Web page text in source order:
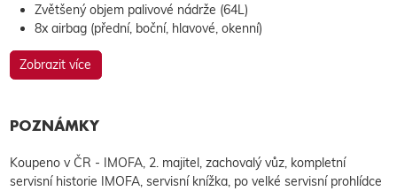
Zvětšený objem palivové nádrže (64L)
8x airbag (přední, boční, hlavové, okenní)
Zobrazit více
POZNÁMKY
Koupeno v ČR - IMOFA, 2. majitel, zachovalý vůz, kompletní
servisní historie IMOFA, servisní knížka, po velké servisní prohlídce